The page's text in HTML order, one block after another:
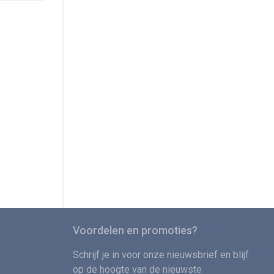
Voordelen en promoties?
Schrijf je in voor onze nieuwsbrief en blijf
op de hoogte van de nieuwste